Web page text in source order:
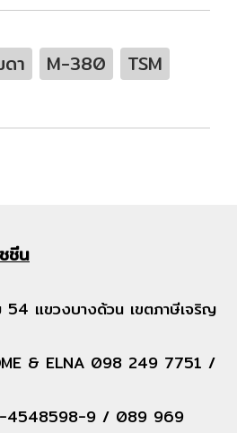
า M-380 TSM
ชีน
54 แขวงบางด้วน เขตภาษีเจริญ
& ELNA 098 249 7751 /
4548598-9 / 089 969